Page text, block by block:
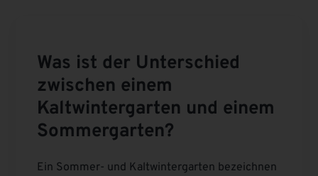
Was ist der Unterschied
zwischen einem
Kaltwintergarten und einem
Sommergarten?
Ein Sommer- und Kaltwintergarten bezeichnen